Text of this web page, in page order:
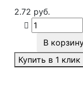
2.72 руб.
В
Купить в 1 клик